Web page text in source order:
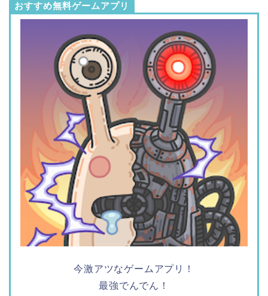
おすすめ無料ゲームアプリ
今激アツなゲームアプリ！
最強でんでん！